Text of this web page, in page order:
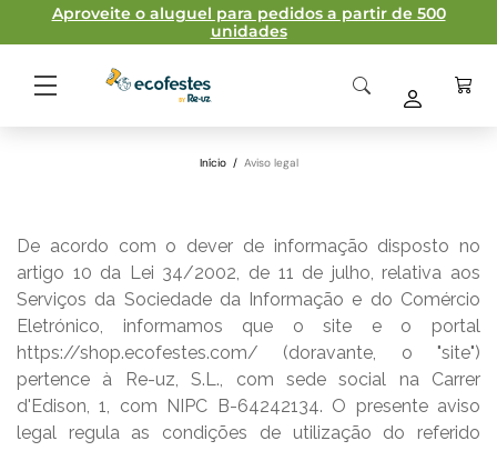
Aproveite o aluguel para pedidos a partir de 500
unidades
Início / Aviso legal
De acordo com o dever de informação disposto no
artigo 10 da Lei 34/2002, de 11 de julho, relativa aos
Serviços da Sociedade da Informação e do Comércio
Eletrónico, informamos que o site e o portal
https://shop.ecofestes.com/ (doravante, o "site")
pertence à Re-uz, S.L., com sede social na Carrer
d'Edison, 1, com NIPC B-64242134. O presente aviso
legal regula as condições de utilização do referido